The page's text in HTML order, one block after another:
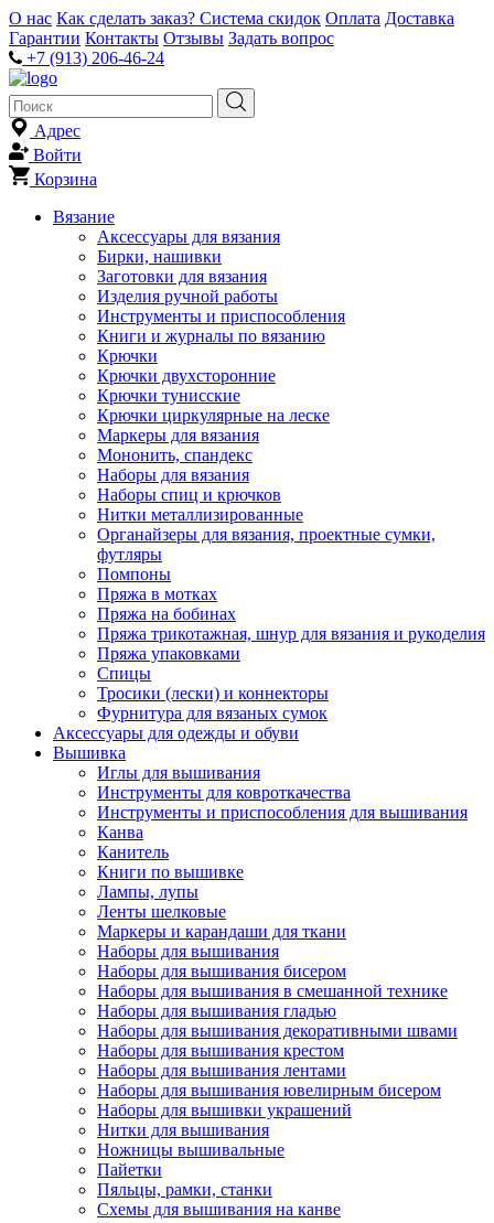
О нас Как сделать заказ? Система скидок Оплата Доставка
Гарантии Контакты Отзывы Задать вопрос
+7 (913) 206-46-24
Адрес
Войти
Корзина
Вязание
Аксессуары для вязания
Бирки, нашивки
Заготовки для вязания
Изделия ручной работы
Инструменты и приспособления
Книги и журналы по вязанию
Крючки
Крючки двухсторонние
Крючки тунисские
Крючки циркулярные на леске
Маркеры для вязания
Мононить, спандекс
Наборы для вязания
Наборы спиц и крючков
Нитки металлизированные
Органайзеры для вязания, проектные сумки,
футляры
Помпоны
Пряжа в мотках
Пряжа на бобинах
Пряжа трикотажная, шнур для вязания и рукоделия
Пряжа упаковками
Спицы
Тросики (лески) и коннекторы
Фурнитура для вязаных сумок
Аксессуары для одежды и обуви
Вышивка
Иглы для вышивания
Инструменты для ковроткачества
Инструменты и приспособления для вышивания
Канва
Канитель
Книги по вышивке
Лампы, лупы
Ленты шелковые
Маркеры и карандаши для ткани
Наборы для вышивания
Наборы для вышивания бисером
Наборы для вышивания в смешанной технике
Наборы для вышивания гладью
Наборы для вышивания декоративными швами
Наборы для вышивания крестом
Наборы для вышивания лентами
Наборы для вышивания ювелирным бисером
Наборы для вышивки украшений
Нитки для вышивания
Ножницы вышивальные
Пайетки
Пяльцы, рамки, станки
Схемы для вышивания на канве